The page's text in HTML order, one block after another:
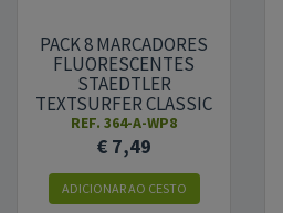
PACK 8 MARCADORES
FLUORESCENTES
STAEDTLER
TEXTSURFER CLASSIC
364 - CORES SORTIDAS
REF. 364-A-WP8
€ 7,49
ADICIONAR AO CESTO